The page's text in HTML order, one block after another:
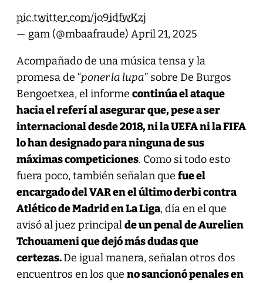
pic.twitter.com/jo9idfwKzj
— gam (@mbaafraude) April 21, 2025
Acompañado de una música tensa y la
promesa de “poner la lupa” sobre De Burgos
Bengoetxea, el informe continúa el ataque
hacia el referí al asegurar que, pese a ser
internacional desde 2018, ni la UEFA ni la FIFA
lo han designado para ninguna de sus
máximas competiciones. Como si todo esto
fuera poco, también señalan que fue el
encargado del VAR en el último derbi contra
Atlético de Madrid en La Liga, día en el que
avisó al juez principalde un penal de Aurelien
Tchouameni que dejó más dudas que
certezas.De igual manera, señalan otros dos
encuentros en los que no sancionó penales en